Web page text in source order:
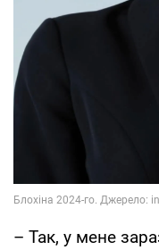
– Так, у мене